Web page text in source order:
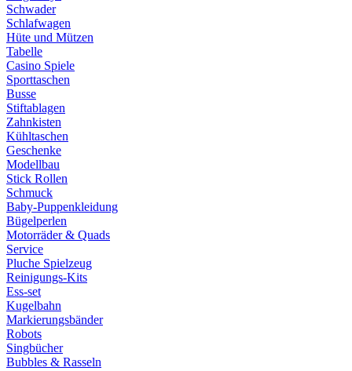
Schwader
Schlafwagen
Hüte und Mützen
Tabelle
Casino Spiele
Sporttaschen
Busse
Stiftablagen
Zahnkisten
Kühltaschen
Geschenke
Modellbau
Stick Rollen
Schmuck
Baby-Puppenkleidung
Bügelperlen
Motorräder & Quads
Service
Pluche Spielzeug
Reinigungs-Kits
Ess-set
Kugelbahn
Markierungsbänder
Robots
Singbücher
Bubbles & Rasseln